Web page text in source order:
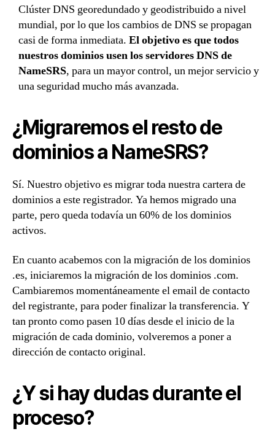
Clúster DNS georedundado y geodistribuido a nivel
mundial, por lo que los cambios de DNS se propagan
casi de forma inmediata. El objetivo es que todos
nuestros dominios usen los servidores DNS de
NameSRS, para un mayor control, un mejor servicio y
una seguridad mucho más avanzada.
¿Migraremos el resto de
dominios a NameSRS?
Sí. Nuestro objetivo es migrar toda nuestra cartera de
dominios a este registrador. Ya hemos migrado una
parte, pero queda todavía un 60% de los dominios
activos.
En cuanto acabemos con la migración de los dominios
.es, iniciaremos la migración de los dominios .com.
Cambiaremos momentáneamente el email de contacto
del registrante, para poder finalizar la transferencia. Y
tan pronto como pasen 10 días desde el inicio de la
migración de cada dominio, volveremos a poner a
dirección de contacto original.
¿Y si hay dudas durante el
proceso?